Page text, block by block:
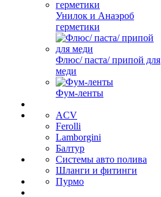
Унилок и Анаэроб
герметики
Флюс/ паста/ припой для
меди
Фум-ленты
ACV
Ferolli
Lamborgini
Балтур
Системы авто полива
Шланги и фитинги
Пурмо